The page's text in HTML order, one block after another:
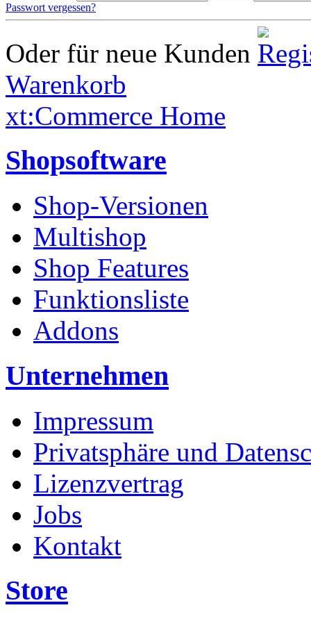
Passwort vergessen?
Oder für neue Kunden
Warenkorb
xt:Commerce Home
Shopsoftware
Shop-Versionen
Multishop
Shop Features
Funktionsliste
Addons
Unternehmen
Impressum
Privatsphäre und
Lizenzvertrag
Jobs
Kontakt
Store